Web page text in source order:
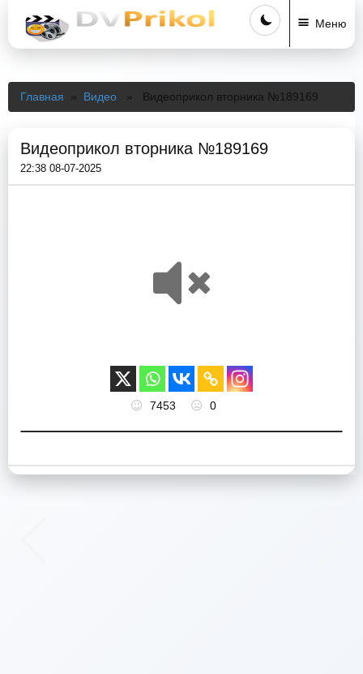
Меню
Главная » Видео » Видеоприкол вторника №189169
Видеоприкол вторника №189169
22:38 08-07-2025
7453 0